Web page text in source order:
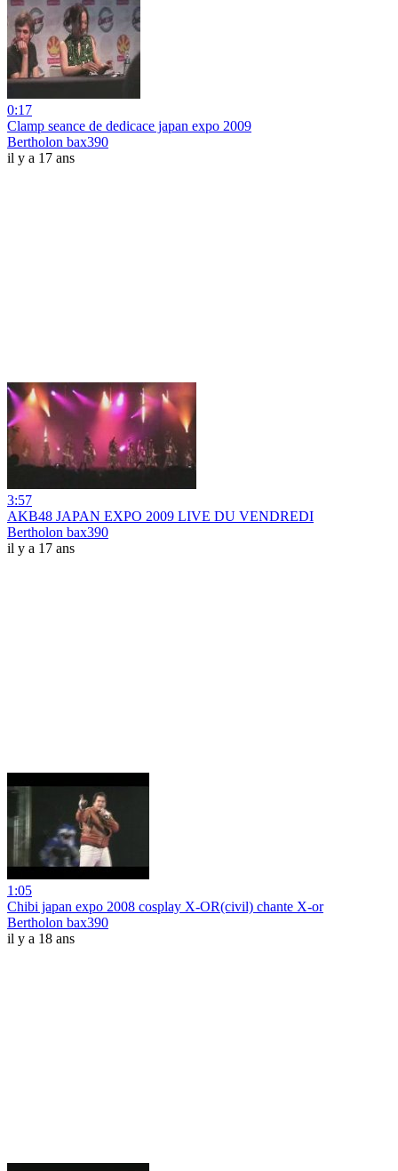
0:17
Clamp seance de dedicace japan expo 2009
Bertholon bax390
il y a 17 ans
3:57
AKB48 JAPAN EXPO 2009 LIVE DU VENDREDI
Bertholon bax390
il y a 17 ans
1:05
Chibi japan expo 2008 cosplay X-OR(civil) chante X-or
Bertholon bax390
il y a 18 ans